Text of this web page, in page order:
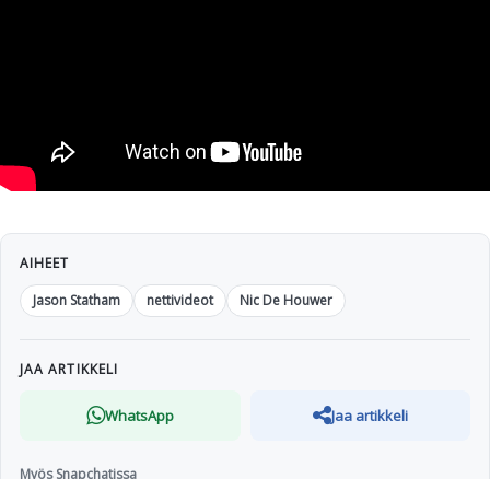
AIHEET
Jason Statham
nettivideot Nic De Houwer
JAA ARTIKKELI
WhatsApp Jaa artikkeli
Myös Snapchatissa